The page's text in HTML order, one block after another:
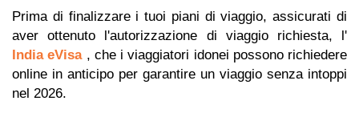
Prima di finalizzare i tuoi piani di viaggio, assicurati di
aver ottenuto l'autorizzazione di viaggio richiesta, l'
India eVisa, che i viaggiatori idonei possono richiedere
online in anticipo per garantire un viaggio senza intoppi
nel 2026.